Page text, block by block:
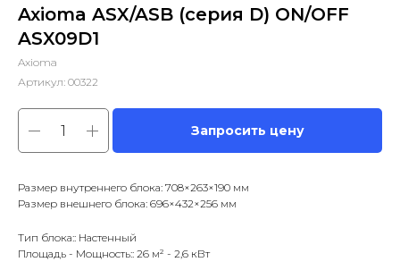
Axioma ASX/ASB (серия D) ON/OFF
ASX09D1
Axioma
Артикул: 00322
Запросить цену
Размер внутреннего блока: 708×263×190 мм
Размер внешнего блока: 696×432×256 мм
Тип блока:: Настенный
Площадь - Мощность:: 26 м² - 2,6 кВт